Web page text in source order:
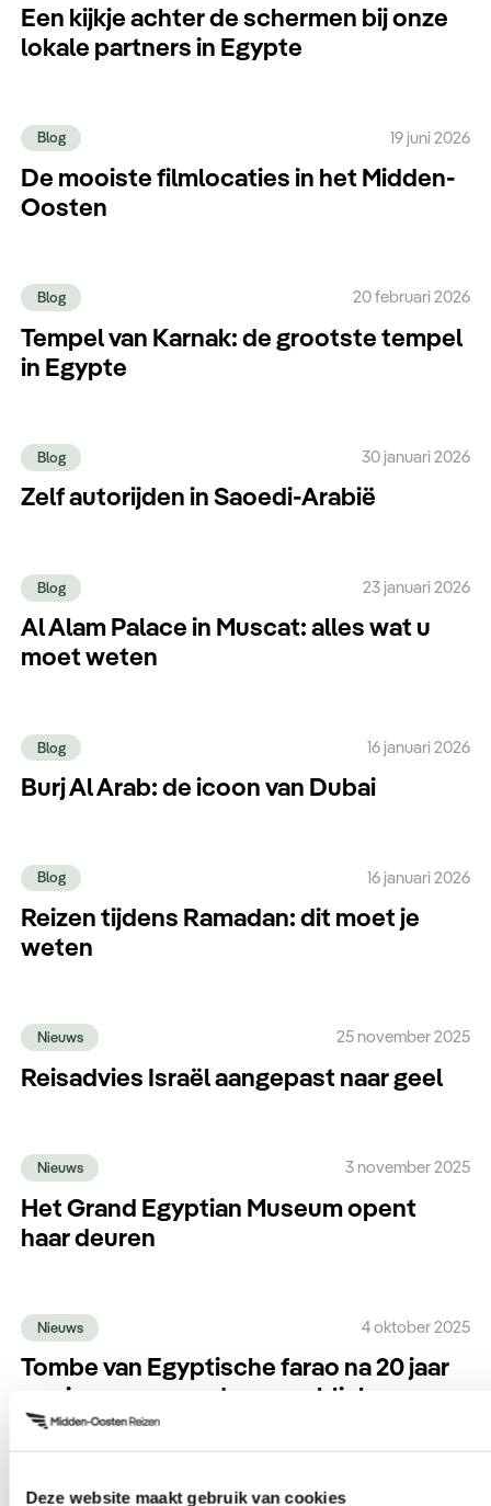
Deze website maakt gebruik van cookies
Een kijkje achter de schermen bij onze
lokale partners in Egypte
Blog 19 juni 2026
De mooiste filmlocaties in het Midden-
Oosten
Blog 20 februari 2026
Tempel van Karnak: de grootste tempel
in Egypte
Blog 30 januari 2026
Zelf autorijden in Saoedi-Arabië
Blog 23 januari 2026
Al Alam Palace in Muscat: alles wat u
moet weten
Blog 16 januari 2026
Burj Al Arab: de icoon van Dubai
Blog 16 januari 2026
Reizen tijdens Ramadan: dit moet je
weten
Nieuws 25 november 2025
Reisadvies Israël aangepast naar geel
Nieuws 3 november 2025
Het Grand Egyptian Museum opent
haar deuren
Nieuws 4 oktober 2025
Tombe van Egyptische farao na 20 jaar
opnieuw geopend voor publiek